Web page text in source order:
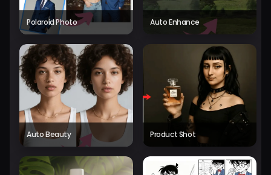
Polaroid Photo Auto Enhance
Auto Beauty Product Shot